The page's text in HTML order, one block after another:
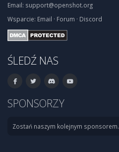
Email: support@openshot.org
Wsparcie: Email · Forum · Discord
ŚLEDŹ NAS
SPONSORZY
Zostań naszym kolejnym sponsorem.